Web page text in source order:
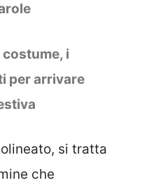
costume, i
per arrivare
si tratta
che